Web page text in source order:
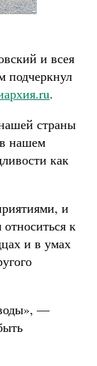
и всея
подчеркнул
.
страны
нашем
как
и
к
и в умах
—